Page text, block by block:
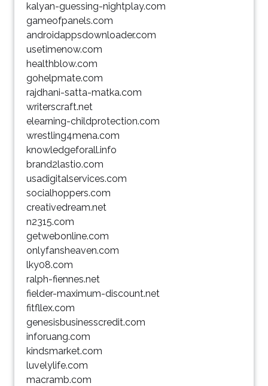
kalyan-guessing-nightplay.com
gameofpanels.com
androidappsdownloader.com
usetimenow.com
healthblow.com
gohelpmate.com
rajdhani-satta-matka.com
writerscraft.net
elearning-childprotection.com
wrestling4mena.com
knowledgeforall.info
brand2lastio.com
usadigitalservices.com
socialhoppers.com
creativedream.net
n2315.com
getwebonline.com
onlyfansheaven.com
lky08.com
ralph-fiennes.net
fielder-maximum-discount.net
fitfllex.com
genesisbusinesscredit.com
inforuang.com
kindsmarket.com
luvelylife.com
macramb.com